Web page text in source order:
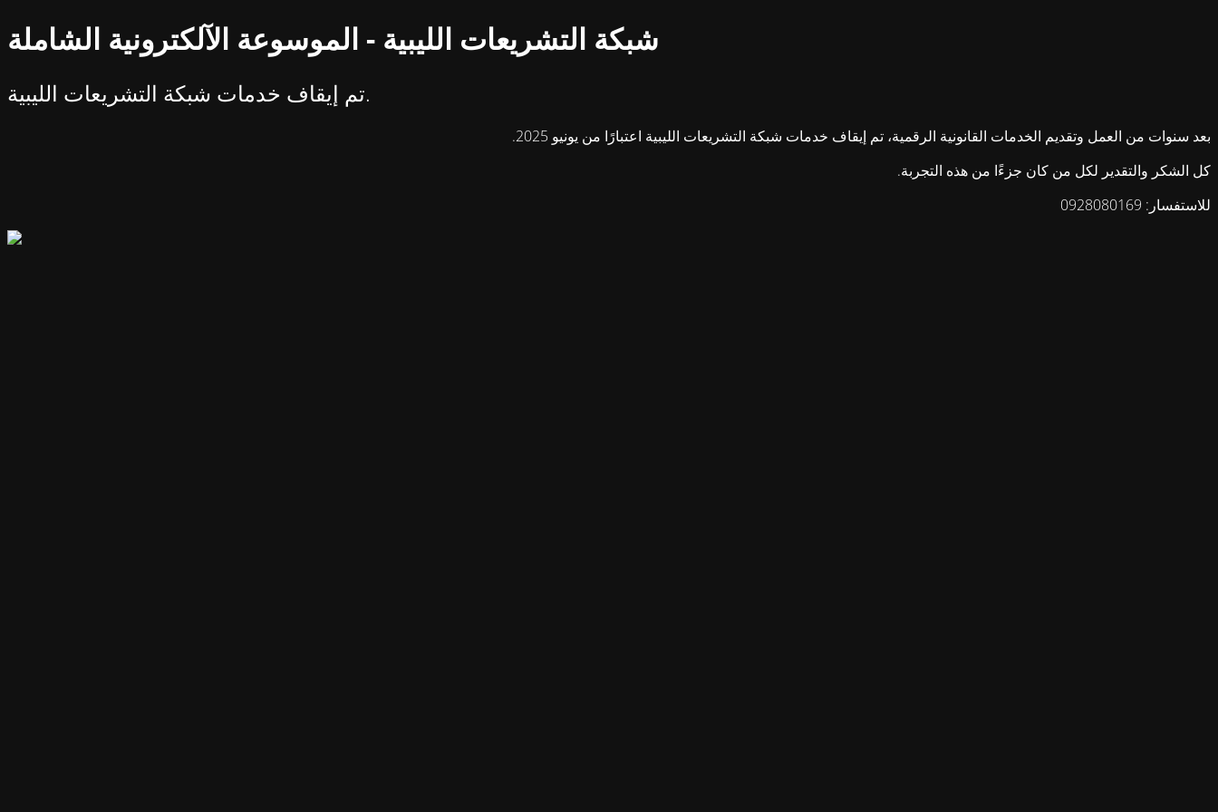
شبكة التشريعات الليبية - الموسوعة الآلكترونية الشاملة
تم إيقاف خدمات شبكة التشريعات الليبية.
بعد سنوات من العمل وتقديم الخدمات القانونية الرقمية، تم إيقاف خدمات شبكة التشريعات الليبية اعتبارًا من يونيو 2025.
كل الشكر والتقدير لكل من كان جزءًا من هذه التجربة.
للاستفسار: 0928080169